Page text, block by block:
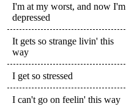
I'm at my worst, and now I'm
depressed
It gets so strange livin' this
way
I get so stressed
I can't go on feelin' this way